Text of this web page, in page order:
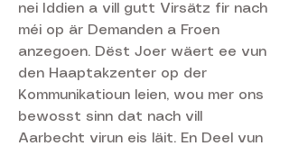
nei Iddien a vill gutt Virsätz fir nach
méi op är Demanden a Froen
anzegoen. Dëst Joer wäert ee vun
den Haaptakzenter op der
Kommunikatioun leien, wou mer ons
bewosst sinn dat nach vill
Aarbecht virun eis läit. En Deel vun